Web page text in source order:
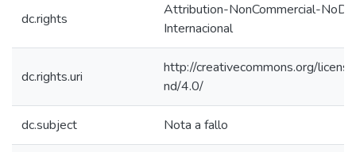
dc.rights
Attribution-NonCommercial-
Internacional
dc.rights.uri
http://creativecommons.org/
nd/4.0/
dc.subject Nota a fallo